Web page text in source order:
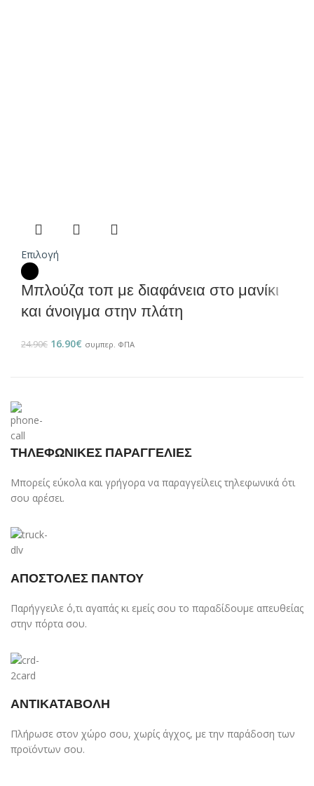
Επιλογή
Μπλούζα τοπ με διαφάνεια στο μανίκι
και άνοιγμα στην πλάτη
24.90€ 16.90€ συμπερ. ΦΠΑ
ΤΗΛΕΦΩΝΙΚΕΣ ΠΑΡΑΓΓΕΛΙΕΣ
Μπορείς εύκολα και γρήγορα να παραγγείλεις τηλεφωνικά ότι
σου αρέσει.
ΑΠΟΣΤΟΛΕΣ ΠΑΝΤΟΥ
Παρήγγειλε ό,τι αγαπάς κι εμείς σου το παραδίδουμε απευθείας
στην πόρτα σου.
ΑΝΤΙΚΑΤΑΒΟΛΗ
Πλήρωσε στον χώρο σου, χωρίς άγχος, με την παράδοση των
προϊόντων σου.